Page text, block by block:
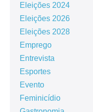
Eleições 2024
Eleições 2026
Eleições 2028
Emprego
Entrevista
Esportes
Evento
Feminicídio